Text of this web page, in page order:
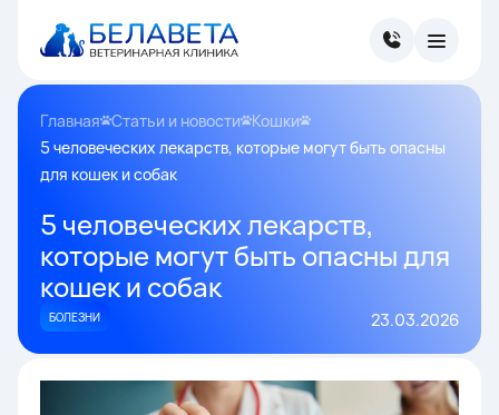
Главная Статьи и новости
Кошки
5 человеческих лекарств, которые могут быть опасны
для кошек и собак
5 человеческих лекарств,
которые могут быть опасны для
кошек и собак
БОЛЕЗНИ 23.03.2026